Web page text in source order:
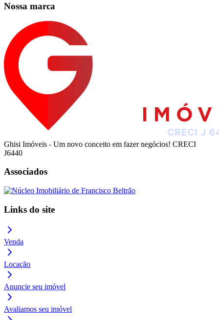
Nossa marca
Ghisi Imóveis - Um novo conceito em fazer negócios! CRECI
J6440
Associados
Links do site
Venda
Locação
Anuncie seu imóvel
Avaliamos seu imóvel